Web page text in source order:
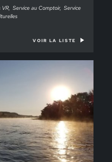
VR Service au Comptoir Service
VOIR LA LISTE